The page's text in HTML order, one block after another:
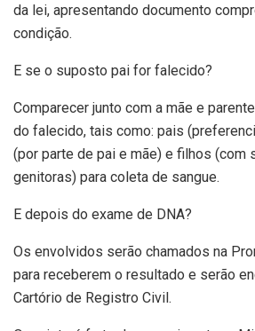
da lei, apresentando documento
condição.
E se o suposto pai for falecido?
Comparecer junto com a mãe e
do falecido, tais como: pais
(por parte de pai e mãe) e filhos (com
genitoras) para coleta de sangue.
E depois do exame de DNA?
Os envolvidos serão chamados na
para receberem o resultado e serão
Cartório de Registro Civil.